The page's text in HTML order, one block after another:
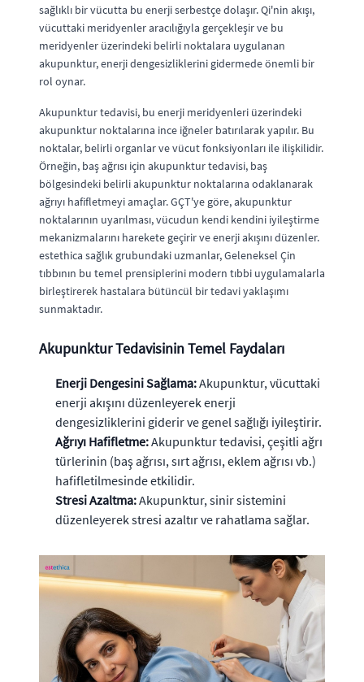
sağlıklı bir vücutta bu enerji serbestçe dolaşır. Qi'nin akışı,
vücuttaki meridyenler aracılığıyla gerçekleşir ve bu
meridyenler üzerindeki belirli noktalara uygulanan
akupunktur, enerji dengesizliklerini gidermede önemli bir
rol oynar.
Akupunktur tedavisi, bu enerji meridyenleri üzerindeki
akupunktur noktalarına ince iğneler batırılarak yapılır. Bu
noktalar, belirli organlar ve vücut fonksiyonları ile ilişkilidir.
Örneğin, baş ağrısı için akupunktur tedavisi, baş
bölgesindeki belirli akupunktur noktalarına odaklanarak
ağrıyı hafifletmeyi amaçlar. GÇT'ye göre, akupunktur
noktalarının uyarılması, vücudun kendi kendini iyileştirme
mekanizmalarını harekete geçirir ve enerji akışını düzenler.
estethica sağlık grubundaki uzmanlar, Geleneksel Çin
tıbbının bu temel prensiplerini modern tıbbi uygulamalarla
birleştirerek hastalara bütüncül bir tedavi yaklaşımı
sunmaktadır.
Akupunktur Tedavisinin Temel Faydaları
Enerji Dengesini Sağlama:Akupunktur, vücuttaki
enerji akışını düzenleyerek enerji
dengesizliklerini giderir ve genel sağlığı iyileştirir.
Ağrıyı Hafifletme:Akupunktur tedavisi, çeşitli ağrı
türlerinin (baş ağrısı, sırt ağrısı, eklem ağrısı vb.)
hafifletilmesinde etkilidir.
Stresi Azaltma:Akupunktur, sinir sistemini
düzenleyerek stresi azaltır ve rahatlama sağlar.